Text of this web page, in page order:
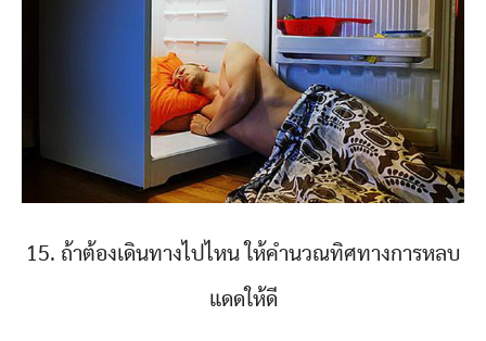
15. ถ้าต้องเดินทางไปไหน ให้คำนวณทิศทางการหลบ
แดดให้ดี